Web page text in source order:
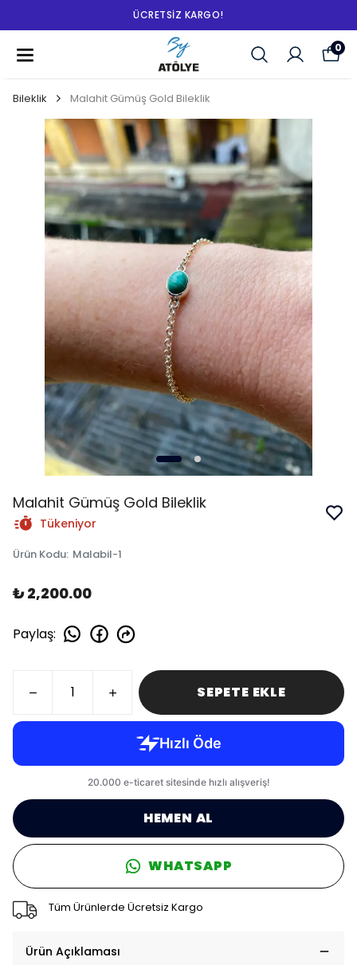
ÜCRETSIZ KARGO!
0
Bileklik Malahit Gümüş Gold Bileklik
Malahit Gümüş Gold Bileklik
Tükeniyor
Ürün Kodu: Malabil-1
₺ 2,200.00
Paylaş:
SEPETE EKLE
HEMEN AL
WHATSAPP
Tüm Ürünlerde Ücretsiz Kargo
Ürün Açıklaması